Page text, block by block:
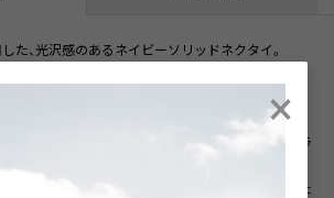
た、光沢感のあるネイビーソリッドネクタイ。
たトーンが、知的で洗練された印象のVゾーンを演
る装いにも自然に馴染む一本です。
とで、全体のコーディネートに統一感と格調をプラ
はシャツやジャケットを選ばず、上品で落ち着いた
×